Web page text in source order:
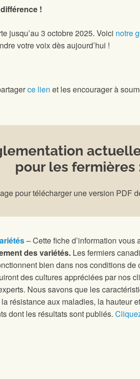
!
jusqu’au 3 octobre 2025. Voici notre
votre voix dès aujourd’hui !
ce lien et les encourager à
pour les fermières
pour télécharger une version PDF
– Cette fiche d’information
des variétés. Les fermiers
bien dans nos conditions
des cultures appréciées par nos
Nous savons que les
résistance aux maladies, la hauteur
dont les résultats sont publiés.